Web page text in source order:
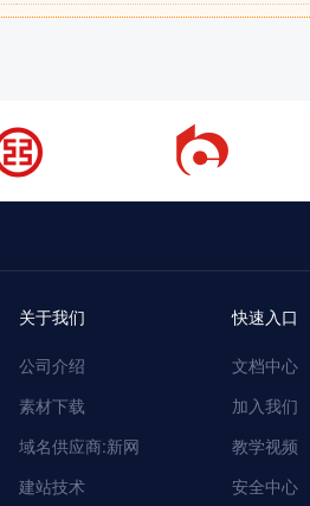
关于我们
公司介绍
素材下载
域名供应商:新网
建站技术
快速入口
文档中心
加入我们
教学视频
安全中心